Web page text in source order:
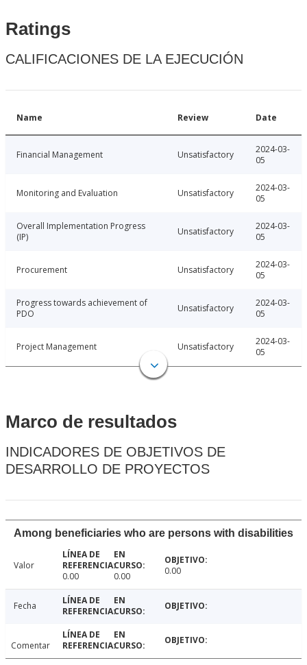
Ratings
CALIFICACIONES DE LA EJECUCIÓN
Name Review Date
Financial Management Unsatisfactory
2024-03-
05
Monitoring and Evaluation Unsatisfactory
2024-03-
05
Overall Implementation Progress
(IP)
Unsatisfactory
2024-03-
05
Procurement Unsatisfactory
2024-03-
05
Progress towards achievement of
PDO
Unsatisfactory
2024-03-
05
Project Management Unsatisfactory
2024-03-
05
Marco de resultados
INDICADORES DE OBJETIVOS DE
DESARROLLO DE PROYECTOS
Among beneficiaries who are persons with disabilities
Valor
0.00
0.00 0.00
Fecha
Comentar